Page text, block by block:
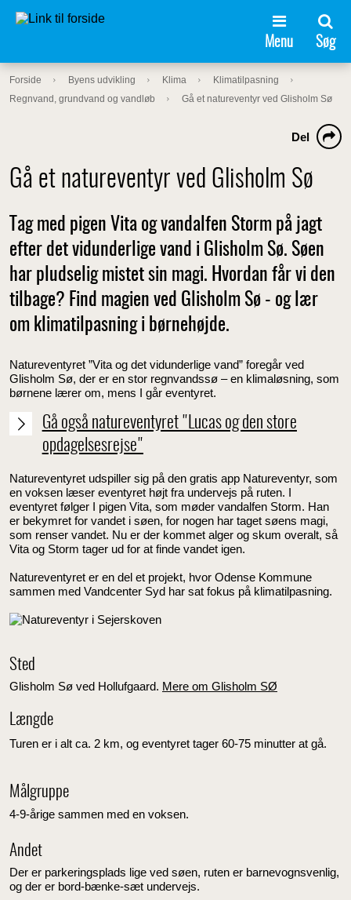
Menu Søg
Forside Byens udvikling Klima
Klimatilpasning
Regnvand, grundvand og vandløb
Gå et natureventyr ved Glisholm Sø
Gå et natureventyr ved Glisholm Sø
Del
Tag med pigen Vita og vandalfen Storm på jagt
efter det vidunderlige vand i Glisholm Sø. Søen
har pludselig mistet sin magi. Hvordan får vi den
tilbage? Find magien ved Glisholm Sø - og lær
om klimatilpasning i børnehøjde.
Natureventyret ”Vita og det vidunderlige vand” foregår ved
Glisholm Sø, der er en stor regnvandssø – en klimaløsning, som
børnene lærer om, mens I går eventyret.
Gå også natureventyret "Lucas og den store
opdagelsesrejse"
Natureventyret udspiller sig på den gratis app Natureventyr, som
en voksen læser eventyret højt fra undervejs på ruten. I
eventyret følger I pigen Vita, som møder vandalfen Storm. Han
er bekymret for vandet i søen, for nogen har taget søens magi,
som renser vandet. Nu er der kommet alger og skum overalt, så
Vita og Storm tager ud for at finde vandet igen.
Natureventyret er en del et projekt, hvor Odense Kommune
sammen med Vandcenter Syd har sat fokus på klimatilpasning.
Sted
Glisholm Sø ved Hollufgaard. Mere om Glisholm SØ
Længde
Turen er i alt ca. 2 km, og eventyret tager 60-75 minutter at gå.
Målgruppe
4-9-årige sammen med en voksen.
Andet
Der er parkeringsplads lige ved søen, ruten er barnevognsvenlig,
og der er bord-bænke-sæt undervejs.